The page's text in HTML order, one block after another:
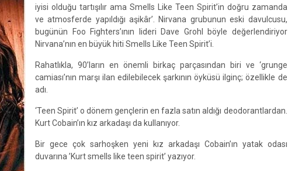
iyisi olduğu tartışılır ama Smells Like Teen Spirit’in doğru zamanda
ve atmosferde yapıldığı aşikâr’. Nirvana grubunun eski davulcusu,
bugünün Foo Fighters’ının lideri Dave Grohl böyle değerlendiriyor
Nirvana’nın en büyük hiti Smells Like Teen Spirit’i.
Rahatlıkla, 90’ların en önemli birkaç parçasından biri ve ‘grunge
camiası’nın marşı ilan edilebilecek şarkının öyküsü ilginç; özellikle de
adı.
‘Teen Spirit’ o dönem gençlerin en fazla satın aldığı deodorantlardan.
Kurt Cobain’ın kız arkadaşı da kullanıyor.
Bir gece çok sarhoşken yeni kız arkadaşı Cobain’ın yatak odası
duvarına ’Kurt smells like teen spirit’ yazıyor.